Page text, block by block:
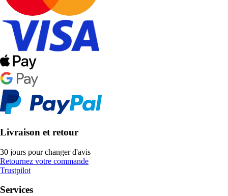
Livraison et retour
30 jours pour changer d'avis
Retournez votre commande
Trustpilot
Services